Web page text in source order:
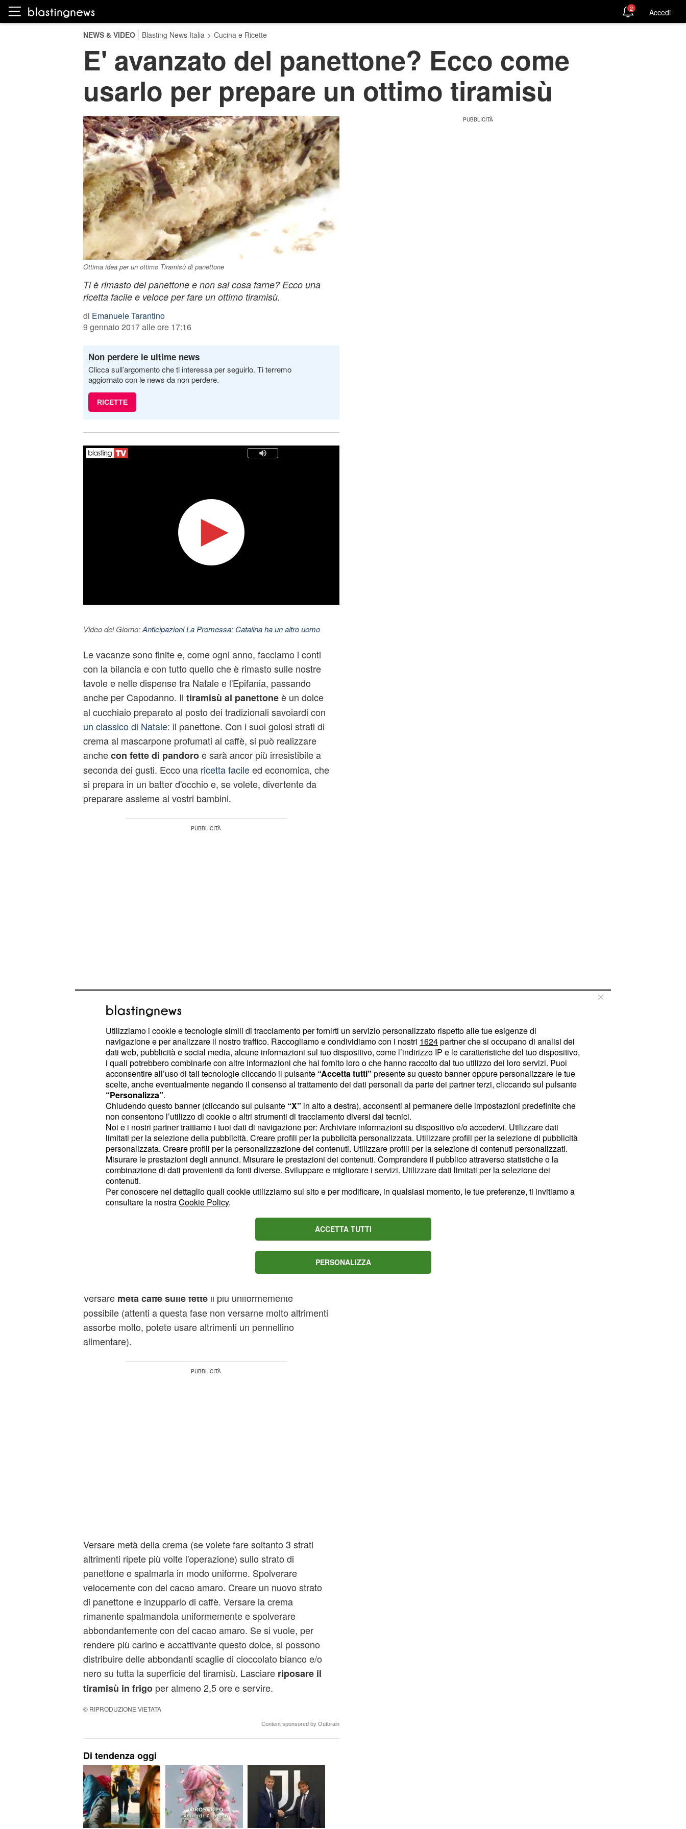
2 Accedi
NEWS & VIDEO Blasting News Italia > Cucina e Ricette
E' avanzato del panettone? Ecco come
usarlo per prepare un ottimo tiramisù
Ottima idea per un ottimo Tiramisù di panettone
Ti è rimasto del panettone e non sai cosa farne? Ecco una
ricetta facile e veloce per fare un ottimo tiramisù.
di Emanuele Tarantino
9 gennaio 2017 alle ore 17:16
Non perdere le ultime news
Clicca sull’argomento che ti interessa per seguirlo. Ti terremo
aggiornato con le news da non perdere.
RICETTE
Video del Giorno:Anticipazioni La Promessa: Catalina ha un altro uomo
Le vacanze sono finite e, come ogni anno, facciamo i conti
con la bilancia e con tutto quello che è rimasto sulle nostre
tavole e nelle dispense tra Natale e l'Epifania, passando
anche per Capodanno. Il tiramisù al panettoneè un dolce
al cucchiaio preparato al posto dei tradizionali savoiardi con
un classico di Natale: il panettone. Con i suoi golosi strati di
crema al mascarpone profumati al caffè, si può realizzare
anchecon fette di pandoroe sarà ancor più irresistibile a
seconda dei gusti. Ecco una ricetta facileed economica, che
si prepara in un batter d'occhio e, se volete, divertente da
preparare assieme ai vostri bambini.
Gli ingredienti
Ecco gli ingredienti per una pirofila media di tiramisù
con il pandoro (o panettone classico):
Pandoro;
1 caffettiera media dicaffè espresso;
2 cucchiaini di lattecacao;
cacao amaro;
3 uova;
500 grammi di mascarpone;
3 cucchiai di zucchero.
Procedimento
Dividere i tuorli dagli albumi. Aggiungere ai tuorli lo
zucchero, il mascarpone e sbattere fino ad ottenere una
ferma e integrarli nella crema con una spatola con dei
movimenti dall’alto verso il basso. Tagliare il panettone a
fette (le fette dovranno avere uno spessore di 1-2 cm). In
Versare metà caffè sulle fetteil più uniformemente
possibile (attenti a questa fase non versarne molto altrimenti
assorbe molto, potete usare altrimenti un pennellino
alimentare).
Versare metà della crema (se volete fare soltanto 3 strati
altrimenti ripete più volte l'operazione) sullo strato di
panettone e spalmarla in modo uniforme. Spolverare
velocemente con del cacao amaro. Creare un nuovo strato
di panettone e inzupparlo di caffè. Versare la crema
rimanente spalmandola uniformemente e spolverare
abbondantemente con del cacao amaro. Se si vuole, per
rendere più carino e accattivante questo dolce, si possono
distribuire delle abbondanti scaglie di cioccolato bianco e/o
nero su tutta la superficie del tiramisù. Lasciareriposare il
tiramisù in frigoper almeno 2,5 ore e servire.
© RIPRODUZIONE VIETATA
Content sponsored by Outbrain
Di tendenza oggi
Utilizziamo i cookie e tecnologie simili di tracciamento per fornirti un servizio personalizzato rispetto alle tue esigenze di
navigazione e per analizzare il nostro traffico. Raccogliamo e condividiamo con i nostri 1624partner che si occupano di analisi dei
dati web, pubblicità e social media, alcune informazioni sul tuo dispositivo, come l’indirizzo IP e le caratteristiche del tuo dispositivo,
i quali potrebbero combinarle con altre informazioni che hai fornito loro o che hanno raccolto dal tuo utilizzo dei loro servizi. Puoi
acconsentire all’uso di tali tecnologie cliccando il pulsante “Accetta tutti” presente su questo banner oppure personalizzare le tue
scelte, anche eventualmente negando il consenso al trattamento dei dati personali da parte dei partner terzi, cliccando sul pulsante
“Personalizza”.
Chiudendo questo banner (cliccando sul pulsante “X” in alto a destra), acconsenti al permanere delle impostazioni predefinite che
non consentono l’utilizzo di cookie o altri strumenti di tracciamento diversi dai tecnici.
Noi e i nostri partner trattiamo i tuoi dati di navigazione per: Archiviare informazioni su dispositivo e/o accedervi. Utilizzare dati
limitati per la selezione della pubblicità. Creare profili per la pubblicità personalizzata. Utilizzare profili per la selezione di pubblicità
personalizzata. Creare profili per la personalizzazione dei contenuti. Utilizzare profili per la selezione di contenuti personalizzati.
Misurare le prestazioni degli annunci. Misurare le prestazioni dei contenuti. Comprendere il pubblico attraverso statistiche o la
combinazione di dati provenienti da fonti diverse. Sviluppare e migliorare i servizi. Utilizzare dati limitati per la selezione dei
contenuti.
Per conoscere nel dettaglio quali cookie utilizziamo sul sito e per modificare, in qualsiasi momento, le tue preferenze, ti invitiamo a
consultare la nostraCookie Policy.
ACCETTA TUTTI
PERSONALIZZA